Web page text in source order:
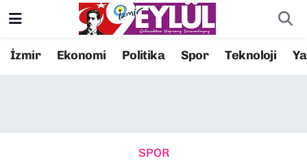
İzmir Ekonomi Politika Spor Teknoloji
SPOR
Resmi İlanlar
Konak Nöbetçi Eczaneler
Süper Lig Puan Durumu ve Fikstür